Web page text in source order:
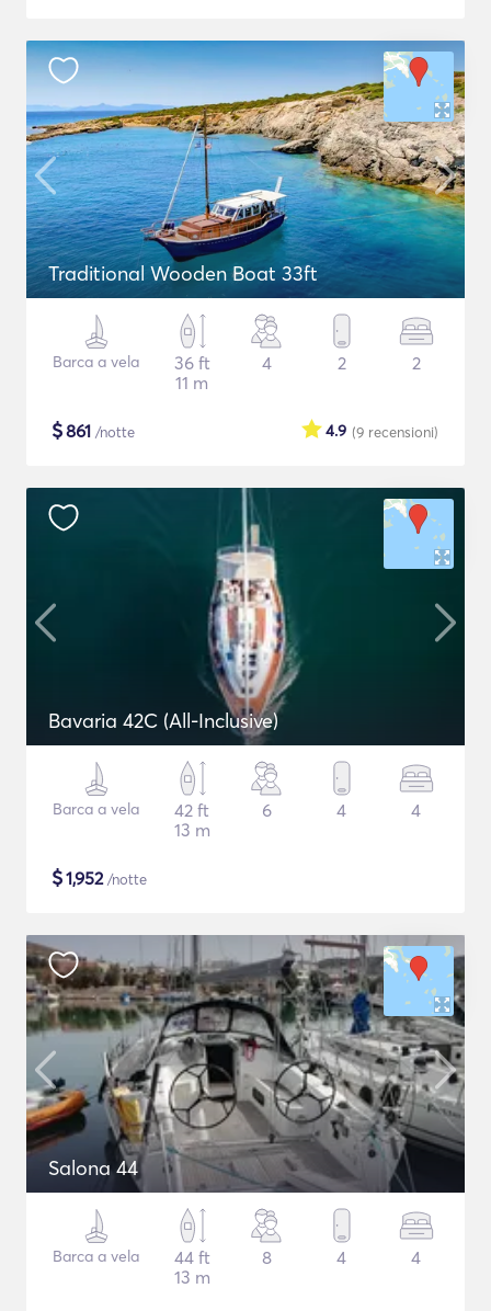
Traditional Wooden Boat 33ft
Barca a vela
36 ft
11 m
4 2 2
$861 /notte (9 recensioni)
4.9
Bavaria 42C (All-Inclusive)
Barca a vela
42 ft
13 m
6 4 4
$1,952/notte
Salona 44
Barca a vela
44 ft
13 m
8 4 4